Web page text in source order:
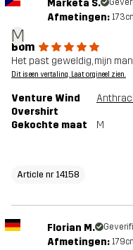
M
Markéta Š.
Afmetingen:
Bom
Het past geweldig, mijn
Dit is een vertaling. Laat orgineel zien.
Venture Wind
Overshirt
Gekochte maat M
Article nr 14158
Florian M.
Afmetingen: